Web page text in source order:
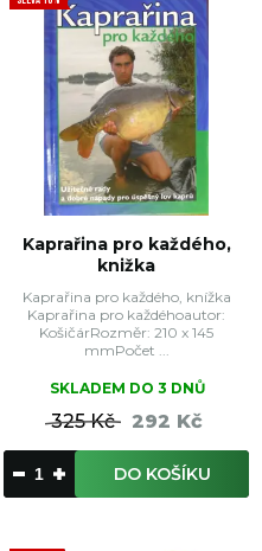
Kaprařina pro každého,
knižka
Kaprařina pro každého, knížka
Kaprařina pro každéhoautor:
KošičárRozměr: 210 x 145
mmPočet ...
SKLADEM DO 3 DNŮ
325 Kč 292 Kč
DO KOŠÍKU